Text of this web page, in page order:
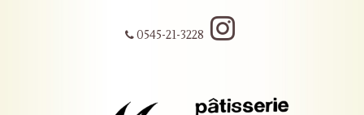
0545-21-3228